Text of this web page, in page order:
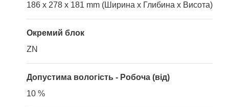
186 x 278 x 181 mm (Ширина x Глибина x Висота)
Окремий блок
ZN
Допустима вологість - Робоча (від)
10 %